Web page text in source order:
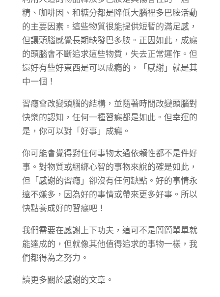
精、咖啡因、和糖分都是降低大腦裡多巴胺活動
的主要因素。這些物質很能提供短暫的滿足感，
但讓頭腦感覺長期缺發巴多胺。正因如此，成癮
的頭腦會不斷追求這些物質，失去正常運作。但
還好有些好東西是可以成癮的，「感謝」就是其
中一個！
習癮會改變頭腦的結構，並隨著時間改變頭腦對
快樂的認知，任何一種習癮都是如此。但幸運的
是，你可以對「好事」成癮。
你可能會覺得對任何事物太過依賴性都不是件好
事。對物質或綑綁心智的事物來說的確是如此，
但「感謝的習癮」卻沒有任何缺點。好的事情永
遠不嫌多，因為好的事情或帶來更多好事。所以
快點養成好的習癮吧！
我們需要在感謝上下功夫，這可不是簡簡單單就
能達成的，但就像其他值得追求的事物一樣，我
們都得為之努力。
讀更多關於感謝的文章。